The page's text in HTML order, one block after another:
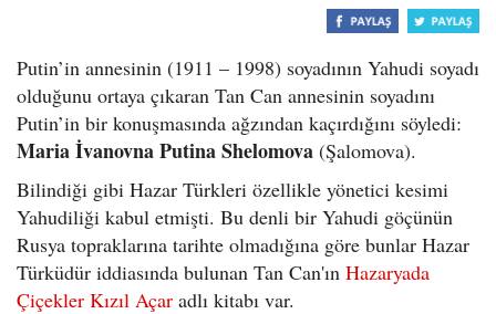
Putin’in annesinin (1911 – 1998) soyadının Yahudi soyadı
olduğunu ortaya çıkaran Tan Can annesinin soyadını
Putin’in bir konuşmasında ağzından kaçırdığını söyledi:
Maria İvanovna Putina Shelomova (Şalomova).
Bilindiği gibi Hazar Türkleri özellikle yönetici kesimi
Yahudiliği kabul etmişti. Bu denli bir Yahudi göçünün
Rusya topraklarına tarihte olmadığına göre bunlar Hazar
Türküdür iddiasında bulunan Tan Can'ın Hazaryada
Çiçekler Kızıl Açar adlı kitabı var.